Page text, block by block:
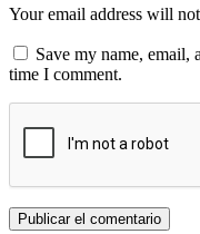
Your email address will
Save my name, email,
time I comment.